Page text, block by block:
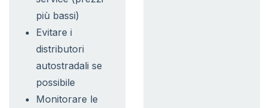
più bassi)
Evitare i
distributori
autostradali se
possibile
Monitorare le